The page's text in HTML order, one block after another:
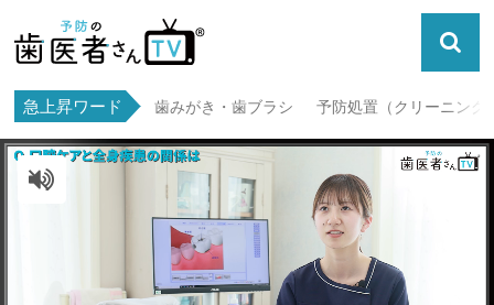
急上昇ワード 歯みがき・歯ブラシ 予防処置（クリーニング